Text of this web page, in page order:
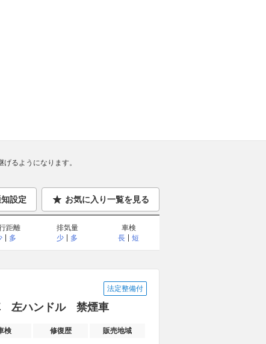
るようになります。
設定 お気に入り一覧を見る
距離
多
排気量
少
多
車検
長
短
法定整備付
左ハンドル 禁煙車
検 修復歴 販売地域